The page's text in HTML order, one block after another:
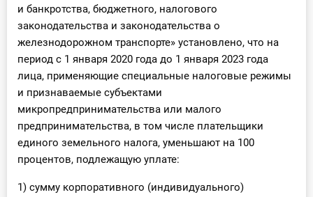
Тарифы
Тестирование для
бухгалтера
и банкротства, бюджетного, налогового
законодательства и законодательства о
железнодорожном транспорте» установлено, что на
период с 1 января 2020 года до 1 января 2023 года
лица, применяющие специальные налоговые режимы
и признаваемые субъектами
микропредпринимательства или малого
предпринимательства, в том числе плательщики
единого земельного налога, уменьшают на 100
процентов, подлежащую уплате:
1) сумму корпоративного (индивидуального)